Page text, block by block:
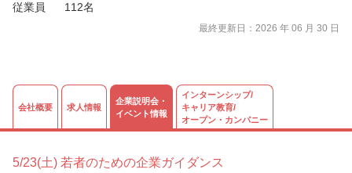
会員登録 企業様
従業員
112名
最終更新日：2026 年 06 月 30 日
会社概要 求人情報
企業説明会・
イベント情報
インターンシップ/
キャリア教育/
オープン・カンパニー
5/23(土) 若者のための企業ガイダンス